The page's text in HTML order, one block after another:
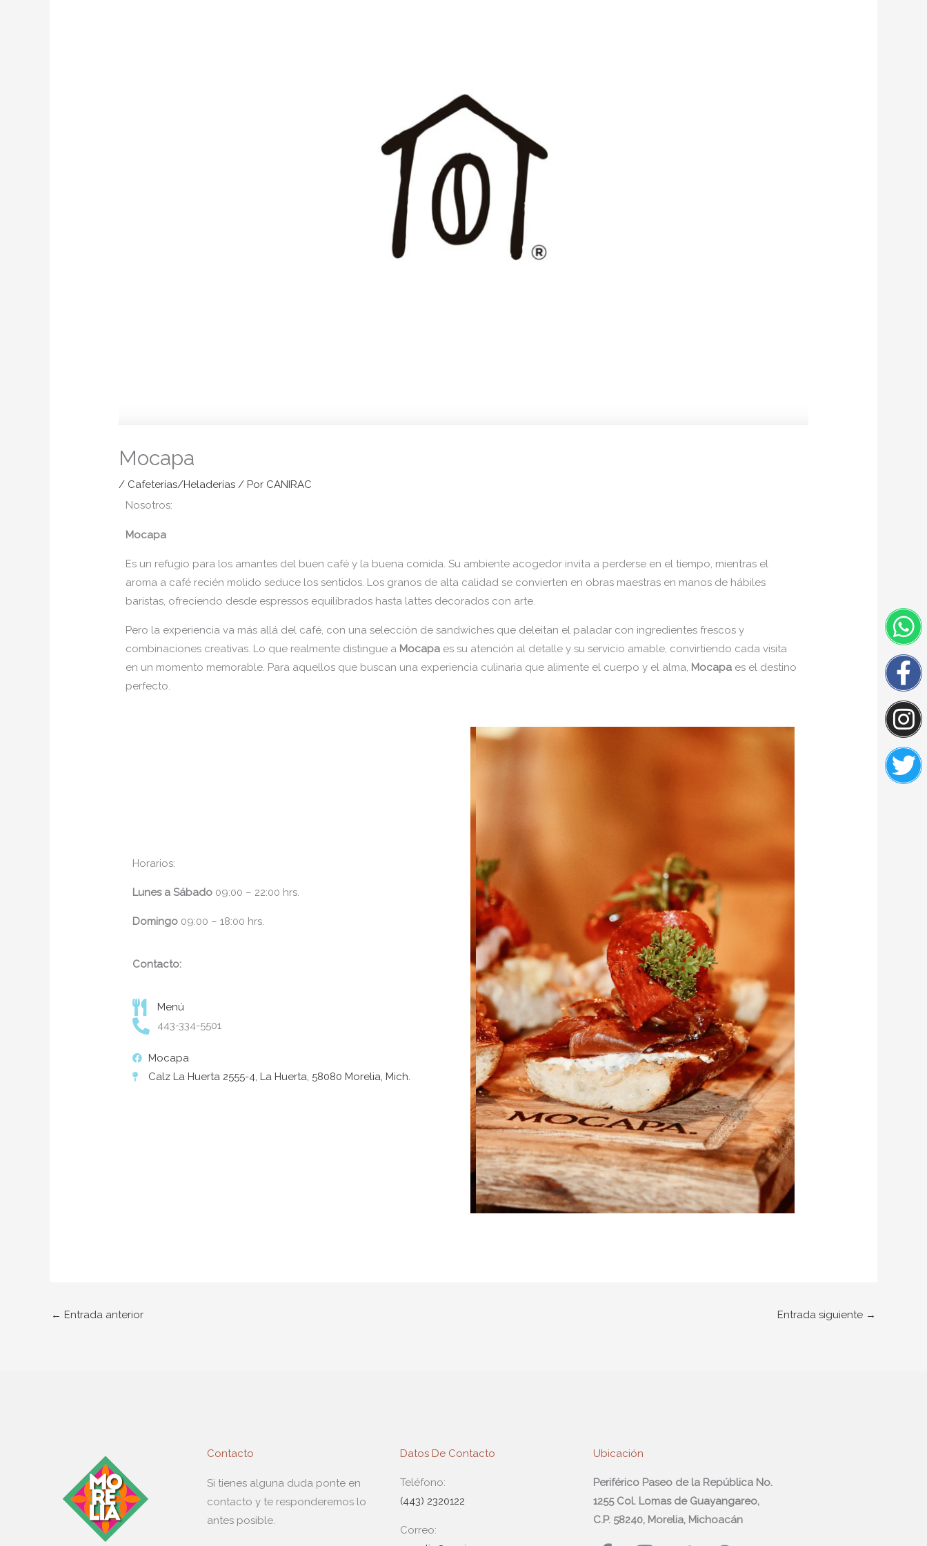
Mocapa
/ Cafeterías/Heladerías / Por CANIRAC
Nosotros:
Mocapa
Es un refugio para los amantes del buen café y la buena comida. Su ambiente acogedor invita a perderse en el tiempo, mientras el
aroma a café recién molido seduce los sentidos. Los granos de alta calidad se convierten en obras maestras en manos de hábiles
baristas, ofreciendo desde espressos equilibrados hasta lattes decorados con arte.
Pero la experiencia va más allá del café, con una selección de sandwiches que deleitan el paladar con ingredientes frescos y
combinaciones creativas. Lo que realmente distingue a Mocapa es su atención al detalle y su servicio amable, convirtiendo cada visita
en un momento memorable. Para aquellos que buscan una experiencia culinaria que alimente el cuerpo y el alma, Mocapa es el destino
perfecto.
Horarios:
Lunes a Sábado 09:00 – 22:00 hrs.
Domingo 09:00 – 18:00 hrs.
Contacto:
Menú
443-334-5501
Mocapa
Calz La Huerta 2555-4, La Huerta, 58080 Morelia, Mich.
← Entrada anterior Entrada siguiente →
Contacto
Si tienes alguna duda ponte en
contacto y te responderemos lo
antes posible.
Datos De Contacto
Teléfono:
(443) 2320122
Correo:
Ubicación
Periférico Paseo de la República No.
1255 Col. Lomas de Guayangareo,
C.P. 58240, Morelia, Michoacán
f